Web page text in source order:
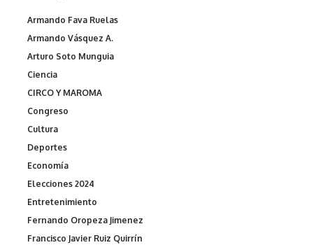
Armando Fava Ruelas
Armando Vásquez A.
Arturo Soto Munguia
Ciencia
CIRCO Y MAROMA
Congreso
Cultura
Deportes
Economía
Elecciones 2024
Entretenimiento
Fernando Oropeza Jimenez
Francisco Javier Ruiz Quirrín